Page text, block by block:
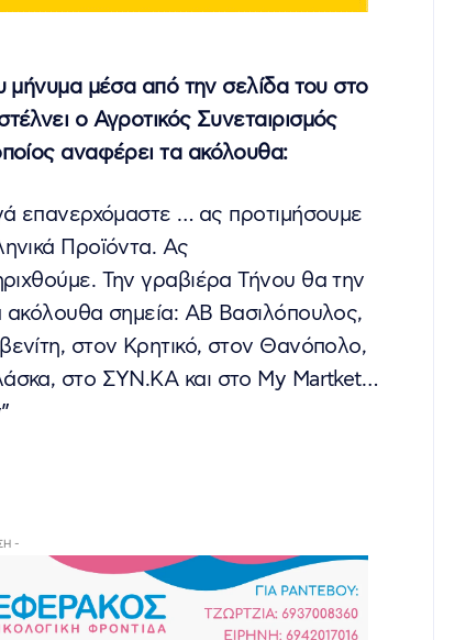
μήνυμα μέσα από την σελίδα του στο
ο Αγροτικός Συνεταιρισμός
αναφέρει τα ακόλουθα:
επανερχόμαστε … ας προτιμήσουμε
Προϊόντα. Ας
Την γραβιέρα Τήνου θα την
ακόλουθα σημεία: ΑΒ Βασιλόπουλος,
στον Κρητικό, στον Θανόπολο,
στο ΣΥΝ.ΚΑ και στο My Martket…
-